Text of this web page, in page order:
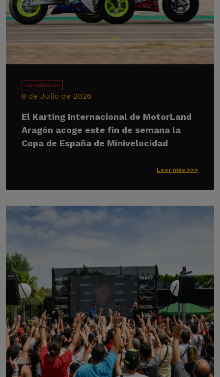
Competiciones
8 de Julio de 2026
El Karting Internacional de MotorLand
Aragón acoge este fin de semana la
Copa de España de Minivelocidad
Leer más >>>